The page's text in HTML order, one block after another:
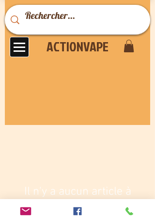
ACTIONVAPE
Il n'y a aucun article à
afficher pour le moment.